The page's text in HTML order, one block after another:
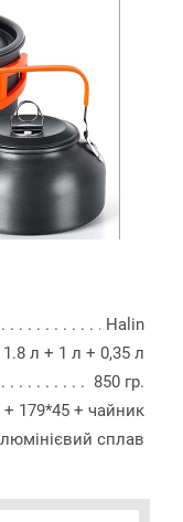
Halin
1.8 л + 1 л + 0,35 л
850 гр.
+ 179*45 + чайник
сплав